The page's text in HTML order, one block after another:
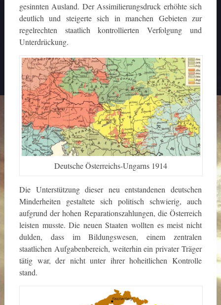
gesinnten Ausland. Der Assimilierungsdruck erhöhte sich
deutlich und steigerte sich in manchen Gebieten zur
regelrechten staatlich kontrollierten Verfolgung und
Unterdrückung.
Deutsche Österreichs-Ungarns 1914
Die Unterstützung dieser neu entstandenen deutschen
Minderheiten gestaltete sich politisch schwierig, auch
aufgrund der hohen Reparationszahlungen, die Österreich
leisten musste. Die neuen Staaten wollten es meist nicht
dulden, dass im Bildungswesen, einem zentralen
staatlichen Aufgabenbereich, weiterhin ein privater Träger
tätig war, der nicht unter ihrer hoheitlichen Kontrolle
stand.